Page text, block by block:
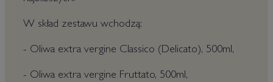
W skład zestawu wchodzą:
- Oliwa extra vergine Classico (Delicato), 500ml,
- Oliwa extra vergine Fruttato, 500ml,